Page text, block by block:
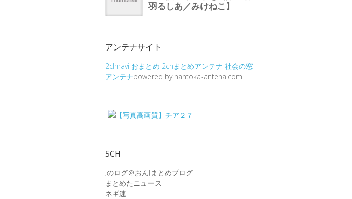
アンテナサイト
2chnavi おまとめ 2chまとめアンテナ 社会の窓
アンテナpowered by nantoka-antena.com
5CH
Jのログ＠おんJまとめブログ
まとめたニュース
ネギ速